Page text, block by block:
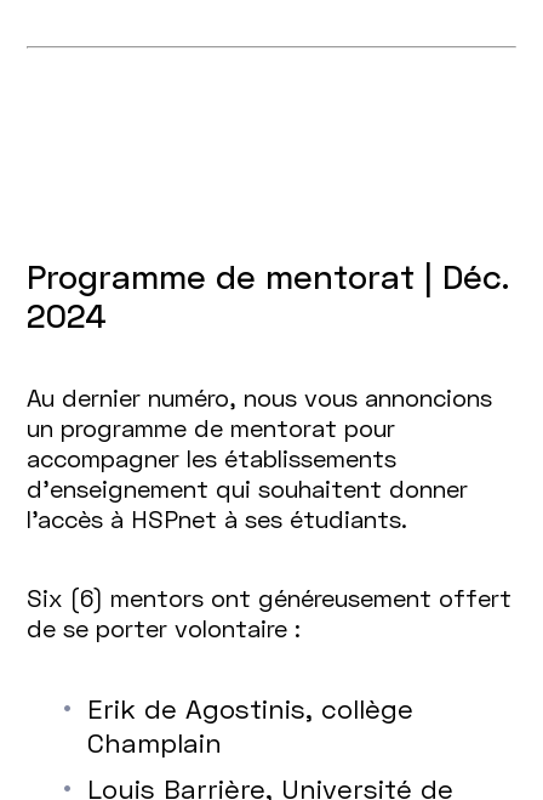
Programme de mentorat | Déc.
2024
Au dernier numéro, nous vous annoncions
un programme de mentorat pour
accompagner les établissements
d’enseignement qui souhaitent donner
l’accès à HSPnet à ses étudiants.
Six (6) mentors ont généreusement offert
de se porter volontaire :
Erik de Agostinis, collège
Champlain
Louis Barrière, Université de